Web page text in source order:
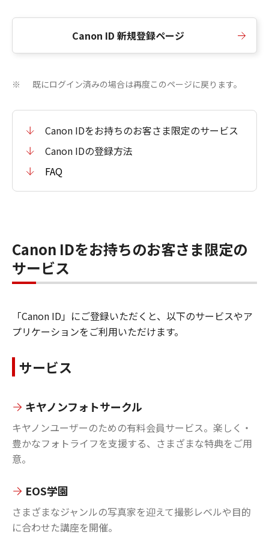
Canon ID 新規登録ページ
※ 既にログイン済みの場合は再度このページに戻ります。
Canon IDをお持ちのお客さま限定のサービス
Canon IDの登録方法
FAQ
Canon IDをお持ちのお客さま限定の
サービス
「Canon ID」にご登録いただくと、以下のサービスやア
プリケーションをご利用いただけます。
サービス
キヤノンフォトサークル
キヤノンユーザーのための有料会員サービス。楽しく・
豊かなフォトライフを支援する、さまざまな特典をご用
意。
EOS学園
さまざまなジャンルの写真家を迎えて撮影レベルや目的
に合わせた講座を開催。